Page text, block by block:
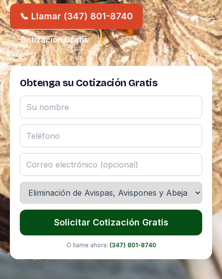
📞 Llamar (347) 801-8740
Cotización Gratis
Obtenga su Cotización Gratis
Solicitar Cotización Gratis
O llame ahora: (347) 801-8740